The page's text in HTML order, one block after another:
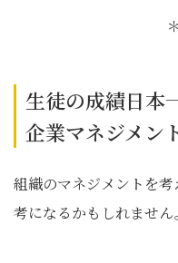
生徒の成績日本
企業マネジメン
組織のマネジメントを
考になるかもしれません。